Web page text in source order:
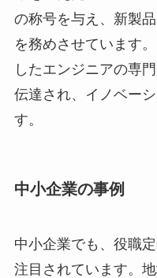
の称号を与え、新製
を務めさせています
したエンジニアの専
伝達され、イノベー
す。
中小企業の事例
中小企業でも、役職
注目されています。